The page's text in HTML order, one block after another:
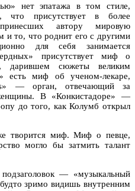
нет эпатажа в том стиле,
что присутствует в более
автору мировую
и то, что роднит его с другими
для себя занимается
присутствует миф о
дарившем сюжеты великим
есть миф об ученом-лекаре,
— орган, отвечающий за
женщины. В «Конкистадоре» —
до того, как Колумб открыл
творится миф. Миф о певце,
могло бы затмить талант
— «музыкальный
зримо видишь внутренним